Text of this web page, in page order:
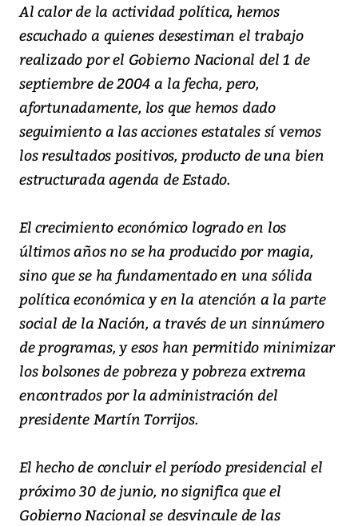
Al calor de la actividad política, hemos
escuchado a quienes desestiman el trabajo
realizado por el Gobierno Nacional del 1 de
septiembre de 2004 a la fecha, pero,
afortunadamente, los que hemos dado
seguimiento a las acciones estatales sí vemos
los resultados positivos, producto de una bien
estructurada agenda de Estado.
El crecimiento económico logrado en los
últimos años no se ha producido por magia,
sino que se ha fundamentado en una sólida
política económica y en la atención a la parte
social de la Nación, a través de un sinnúmero
de programas, y esos han permitido minimizar
los bolsones de pobreza y pobreza extrema
encontrados por la administración del
presidente Martín Torrijos.
El hecho de concluir el período presidencial el
próximo 30 de junio, no significa que el
Gobierno Nacional se desvincule de las